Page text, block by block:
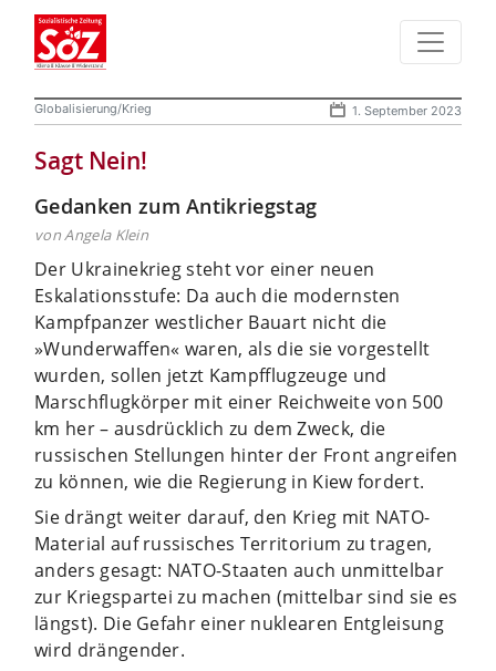
Globalisierung/Krieg 1. September 2023
Sagt Nein!
Gedanken zum Antikriegstag
von Angela Klein
Der Ukrainekrieg steht vor einer neuen
Eskalationsstufe: Da auch die modernsten
Kampfpanzer westlicher Bauart nicht die
»Wunderwaffen« waren, als die sie vorgestellt
wurden, sollen jetzt Kampfflugzeuge und
Marschflugkörper mit einer Reichweite von 500
km her – ausdrücklich zu dem Zweck, die
russischen Stellungen hinter der Front angreifen
zu können, wie die Regierung in Kiew fordert.
Sie drängt weiter darauf, den Krieg mit NATO-
Material auf russisches Territorium zu tragen,
anders gesagt: NATO-Staaten auch unmittelbar
zur Kriegspartei zu machen (mittelbar sind sie es
längst). Die Gefahr einer nuklearen Entgleisung
wird drängender.